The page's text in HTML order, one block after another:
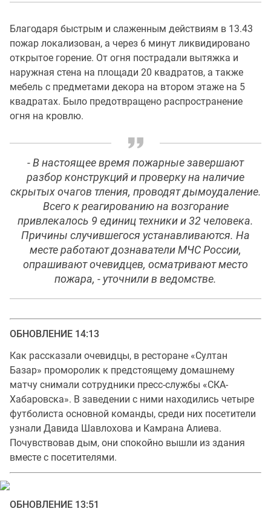
Благодаря быстрым и слаженным действиям в 13.43
пожар локализован, а через 6 минут ликвидировано
открытое горение. От огня пострадали вытяжка и
наружная стена на площади 20 квадратов, а также
мебель с предметами декора на втором этаже на 5
квадратах. Было предотвращено распространение
огня на кровлю.
- В настоящее время пожарные завершают
разбор конструкций и проверку на наличие
скрытых очагов тления, проводят дымоудаление.
Всего к реагированию на возгорание
привлекалось 9 единиц техники и 32 человека.
Причины случившегося устанавливаются. На
месте работают дознаватели МЧС России,
опрашивают очевидцев, осматривают место
пожара, - уточнили в ведомстве.
ОБНОВЛЕНИЕ 14:13
Как рассказали очевидцы, в ресторане «Султан
Базар» проморолик к предстоящему домашнему
матчу снимали сотрудники пресс-службы «СКА-
Хабаровска». В заведении с ними находились четыре
футболиста основной команды, среди них посетители
узнали Давида Шавлохова и Камрана Алиева.
Почувствовав дым, они спокойно вышли из здания
вместе с посетителями.
ОБНОВЛЕНИЕ 13:51